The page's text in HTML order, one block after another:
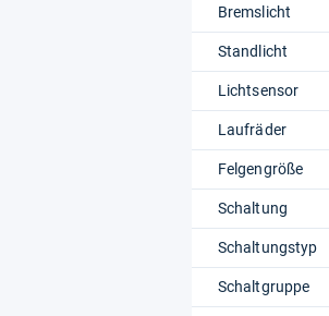
Bremslicht
Standlicht
Lichtsensor
Laufräder
Felgengröße
Schaltung
Schaltungstyp
Schaltgruppe